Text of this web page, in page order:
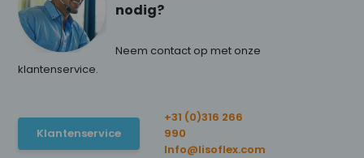
nodig?
Neem contact op met onze
klantenservice.
Klantenservice
+31 (0)316 266
990
Info@lisoflex.com